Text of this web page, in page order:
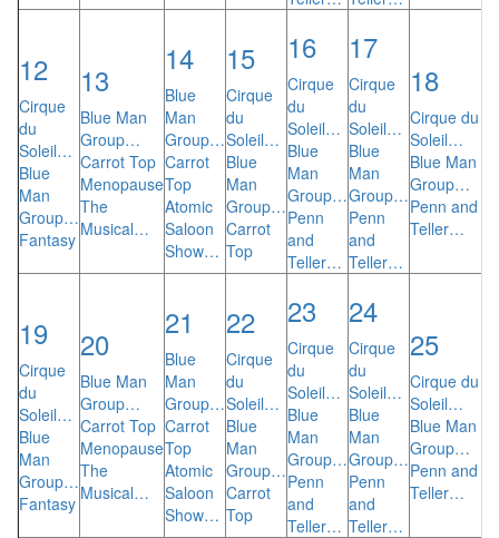
12
Cirque
du
Soleil…
Blue
Man
Group…
Fantasy
13
Blue Man
Group…
Carrot Top
Menopause
The
Musical…
14
Blue
Man
Group…
Carrot
Top
Atomic
Saloon
Show…
15
Cirque
du
Soleil…
Blue
Man
Group…
Carrot
Top
16
Cirque
du
Soleil…
Blue
Man
Group…
Penn
and
Teller…
17
Cirque
du
Soleil…
Blue
Man
Group…
Penn
and
Teller…
18
Cirque du
Soleil…
Blue Man
Group…
Penn and
Teller…
19
Cirque
du
Soleil…
Blue
Man
Group…
Fantasy
20
Blue Man
Group…
Carrot Top
Menopause
The
Musical…
21
Blue
Man
Group…
Carrot
Top
Atomic
Saloon
Show…
22
Cirque
du
Soleil…
Blue
Man
Group…
Carrot
Top
23
Cirque
du
Soleil…
Blue
Man
Group…
Penn
and
Teller…
24
Cirque
du
Soleil…
Blue
Man
Group…
Penn
and
Teller…
25
Cirque du
Soleil…
Blue Man
Group…
Penn and
Teller…